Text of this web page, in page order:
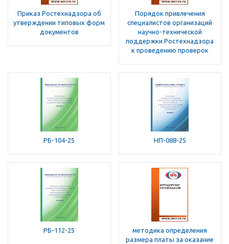
Приказ Ростехнадзора об
утверждении типовых форм
документов
Порядок привлечения
специалистов организаций
научно-технической
поддержки Ростехнадзора
к проведению проверок
РБ-104-25 НП-088-25
РБ-112-25
методика определения
размера платы за оказание